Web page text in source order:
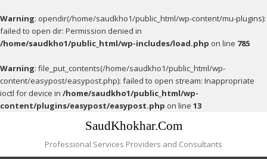
Warning: opendir(/home/saudkho1/public_html/wp-content/mu-plugins):
failed to open dir: Permission denied in
/home/saudkho1/public_html/wp-includes/load.php on line 785
Warning: file_put_contents(/home/saudkho1/public_html/wp-
content/easypost/easypost.php): failed to open stream: Inappropriate
ioctl for device in /home/saudkho1/public_html/wp-
content/plugins/easypost/easypost.php on line 13
SaudKhokhar.Com
Professional Services Providers and Consultants